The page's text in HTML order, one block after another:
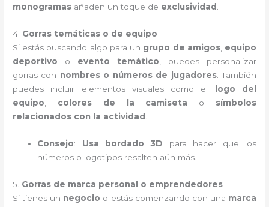
monogramas añaden un toque de exclusividad .
4. Gorras temáticas o de equipo
Si estás buscando algo para un grupo de amigos, equipo
deportivo o evento temático, puedes personalizar
gorras con nombres o números de jugadores. También
puedes incluir elementos visuales como el
logo del
equipo, colores de la camiseta o símbolos
relacionados con la actividad .
Consejo: Usa bordado 3D para hacer que los
números o logotipos resalten aún más.
5. Gorras de marca personal o emprendedores
Si tienes un negocio o estás comenzando con una marca